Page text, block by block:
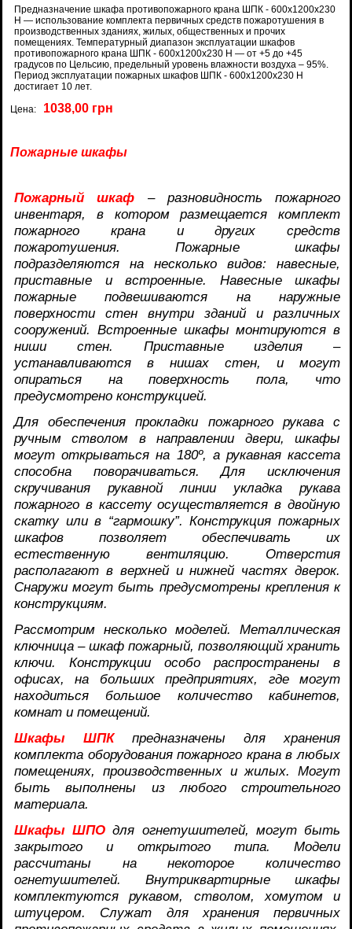
Предназначение шкафа противопожарного крана ШПК - 600x1200x230
Н — использование комплекта первичных средств пожаротушения в
производственных зданиях, жилых, общественных и прочих
помещениях. Температурный диапазон эксплуатации шкафов
противопожарного крана ШПК - 600x1200x230 Н — от +5 до +45
градусов по Цельсию, предельный уровень влажности воздуха – 95%.
Период эксплуатации пожарных шкафов ШПК - 600x1200x230 Н
достигает 10 лет.
Цена: 1038,00 грн
Пожарные шкафы
Пожарный шкаф – разновидность пожарного
инвентаря, в котором размещается комплект
пожарного крана и других средств
пожаротушения. Пожарные шкафы
подразделяются на несколько видов: навесные,
приставные и встроенные. Навесные шкафы
пожарные подвешиваются на наружные
поверхности стен внутри зданий и различных
сооружений. Встроенные шкафы монтируются в
ниши стен. Приставные изделия –
устанавливаются в нишах стен, и могут
опираться на поверхность пола, что
предусмотрено конструкцией.
Для обеспечения прокладки пожарного рукава с
ручным стволом в направлении двери, шкафы
могут открываться на 180º, а рукавная кассета
способна поворачиваться. Для исключения
скручивания рукавной линии укладка рукава
пожарного в кассету осуществляется в двойную
скатку или в “гармошку”. Конструкция пожарных
шкафов позволяет обеспечивать их
естественную вентиляцию. Отверстия
располагают в верхней и нижней частях дверок.
Снаружи могут быть предусмотрены крепления к
конструкциям.
Рассмотрим несколько моделей. Металлическая
ключница – шкаф пожарный, позволяющий хранить
ключи. Конструкции особо распространены в
офисах, на больших предприятиях, где могут
находиться большое количество кабинетов,
комнат и помещений.
Шкафы ШПКпредназначены для хранения
комплекта оборудования пожарного крана в любых
помещениях, производственных и жилых. Могут
быть выполнены из любого строительного
материала.
Шкафы ШПО для огнетушителей, могут быть
закрытого и открытого типа. Модели
рассчитаны на некоторое количество
огнетушителей. Внутриквартирные шкафы
комплектуются рукавом, стволом, хомутом и
штуцером. Служат для хранения первичных